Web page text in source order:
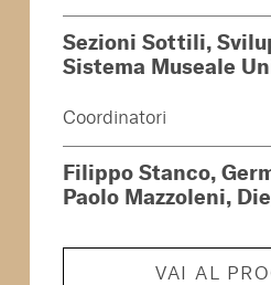
Sezioni Sottili,
Sistema Museale
Coordinatori
Filippo Stanco,
Paolo Mazzoleni,
VAI AL